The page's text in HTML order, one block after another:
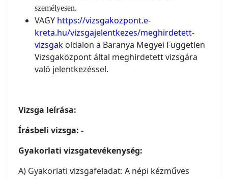
személyesen.
VAGY https://vizsgakozpont.e-
kreta.hu/vizsgajelentkezes/meghirdetett-
vizsgak oldalon a Baranya Megyei Független
Vizsgaközpont által meghirdetett vizsgára
való jelentkezéssel.
Vizsga leírása:
Írásbeli vizsga: -
Gyakorlati vizsgatevékenység:
A) Gyakorlati vizsgafeladat: A népi kézműves